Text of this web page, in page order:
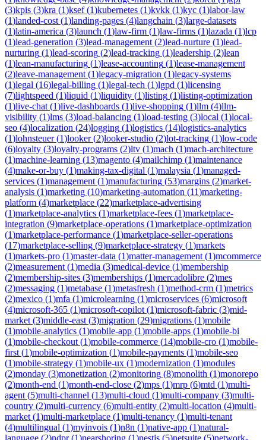
(3)kpis (3)kra (1)ksef(1)kubernetes (1)kvkk (1)kyc (1)labor-law
(1)landed-cost (1)landing-pages (4)langchain (3)large-datasets
(1)latin-america (3)launch (1)law-firm (1)law-firms (1)lazada (1)lcp
(1)lead-generation (3)lead-management (2)lead-nurture (1)lead-
nurturing (1)lead-scoring (2)lead-tracking (1)leadership (2)lean
(1)lean-manufacturing (1)lease-accounting (1)lease-management
(2)leave-management (1)legacy-migration (1)legacy-systems
(1)legal (16)legal-billing (1)legal-tech (1)lgpd (1)licensing
(7)lightspeed (1)liquid (1)liquidity (1)listing (1)listing-optimization
(1)live-chat (1)live-dashboards (1)live-shopping (1)llm (4)llm-
visibility (1)lms (3)load-balancing (1)load-testing (3)local (1)local-
seo (4)localization (24)logging (1)logistics (14)logistics-analytics
(1)lohnsteuer(1)looker(2)looker-studio (2)lot-tracking (1)low-code
(6)loyalty (3)loyalty-programs (2)ltv (1)mach (1)mach-architecture
(1)machine-learning (13)magento (4)mailchimp (1)maintenance
(4)make-or-buy (1)making-tax-digital (1)malaysia (1)managed-
services (1)management (1)manufacturing (53)margins (2)market-
analysis (1)marketing (10)marketing-automation (11)marketing-
platform (4)marketplace (22)marketplace-advertising
(1)marketplace-analytics (1)marketplace-fees (1)marketplace-
integration (9)marketplace-operations (1)marketplace-optimization
(1)marketplace-performance (1)marketplace-seller-operations
(17)marketplace-selling (9)marketplace-strategy (1)markets
(1)markets-pro (1)master-data (1)matter-management (1)mcommerce
(2)measurement (1)media (3)medical-device (1)membership
(2)membership-sites (3)memberships (1)mercadolibre (2)mes
(2)messaging (1)metabase (1)metasfresh (1)method-crm (1)metrics
(2)mexico (1)mfa (1)microlearning (1)microservices (6)microsoft
(4)microsoft-365 (1)microsoft-copilot (1)microsoft-fabric (3)mid-
market (3)middle-east (3)migration (29)migrations (1)mobile
(1)mobile-analytics (1)mobile-app (1)mobile-apps (1)mobile-bi
(1)mobile-checkout (1)mobile-commerce (14)mobile-cro (1)mobile-
first (1)mobile-optimization (1)mobile-payments (1)mobile-seo
(1)mobile-strategy (1)mobile-ux (1)modernization (1)modules
(2)monday (3)monetization (2)monitoring (8)monolith (1)monorepo
(2)month-end (1)month-end-close (2)mps (1)mrp (6)mtd (1)multi-
agent (5)multi-channel (13)multi-cloud (1)multi-company (3)multi-
country (2)multi-currency (6)multi-entity (2)multi-location (4)multi-
market (1)multi-marketplace (1)multi-tenancy (1)multi-tenant
(4)multilingual (1)myinvois (1)n8n (1)native-app (1)natural-
language (2)ndpr(1)nearshoring (1)nestjs (5)netsuite (5)network-